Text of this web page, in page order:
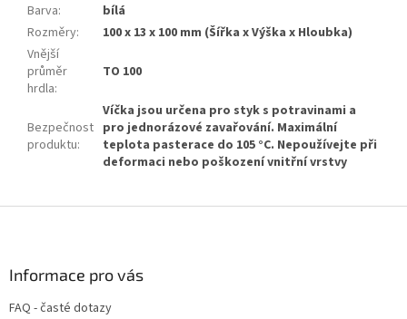
Barva:
bílá
Rozměry:
100 x 13 x 100 mm (Šířka x Výška x Hloubka)
Vnější
průměr
hrdla:
TO 100
Bezpečnost
produktu:
Víčka jsou určena pro styk s potravinami a
pro jednorázové zavařování. Maximální
teplota pasterace do 105 °C. Nepoužívejte při
deformaci nebo poškození vnitřní vrstvy
Informace pro vás
FAQ - časté dotazy